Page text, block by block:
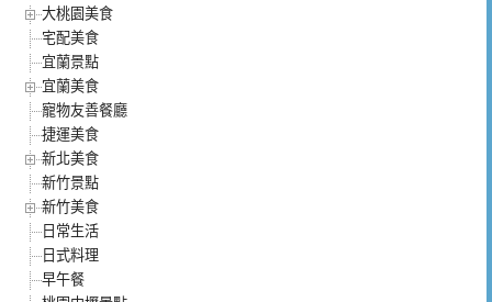
大桃園美食
宅配美食
宜蘭景點
宜蘭美食
寵物友善餐廳
捷運美食
新北美食
新竹景點
新竹美食
日常生活
日式料理
早午餐